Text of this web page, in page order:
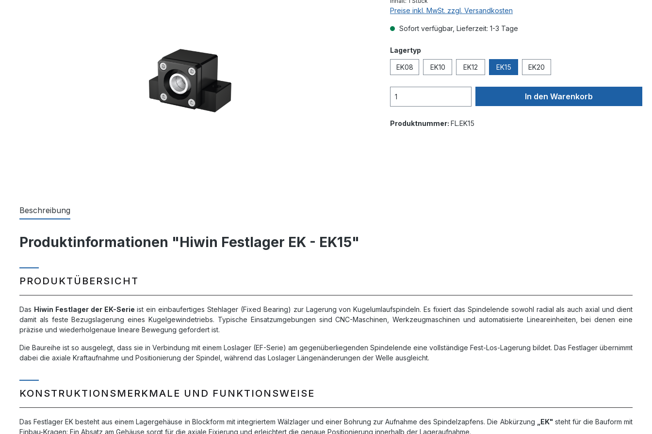
Preise inkl. MwSt. zzgl. Versandkosten
Sofort verfügbar, Lieferzeit: 1-3 Tage
Lagertyp
EK08 EK10 EK12 EK15 EK20
In den Warenkorb
Produktnummer: FL.EK15
Beschreibung
Produktinformationen "Hiwin Festlager EK - EK15"
PRODUKTÜBERSICHT
Das Hiwin Festlager der EK-Serie ist ein einbaufertiges Stehlager (Fixed Bearing) zur Lagerung von Kugelumlaufspindeln. Es fixiert das Spindelende sowohl radial als auch axial und dient
damit als feste Bezugslagerung eines Kugelgewindetriebs. Typische Einsatzumgebungen sind CNC-Maschinen, Werkzeugmaschinen und automatisierte Lineareinheiten, bei denen eine
präzise und wiederholgenaue lineare Bewegung gefordert ist.
Die Baureihe ist so ausgelegt, dass sie in Verbindung mit einem Loslager (EF-Serie) am gegenüberliegenden Spindelende eine vollständige Fest-Los-Lagerung bildet. Das Festlager übernimmt
dabei die axiale Kraftaufnahme und Positionierung der Spindel, während das Loslager Längenänderungen der Welle ausgleicht.
KONSTRUKTIONSMERKMALE UND FUNKTIONSWEISE
Das Festlager EK besteht aus einem Lagergehäuse in Blockform mit integriertem Wälzlager und einer Bohrung zur Aufnahme des Spindelzapfens. Die Abkürzung „EK" steht für die Bauform mit
Einbau-Kragen: Ein Absatz am Gehäuse sorgt für die axiale Fixierung und erleichtert die genaue Positionierung innerhalb der Lageraufnahme.